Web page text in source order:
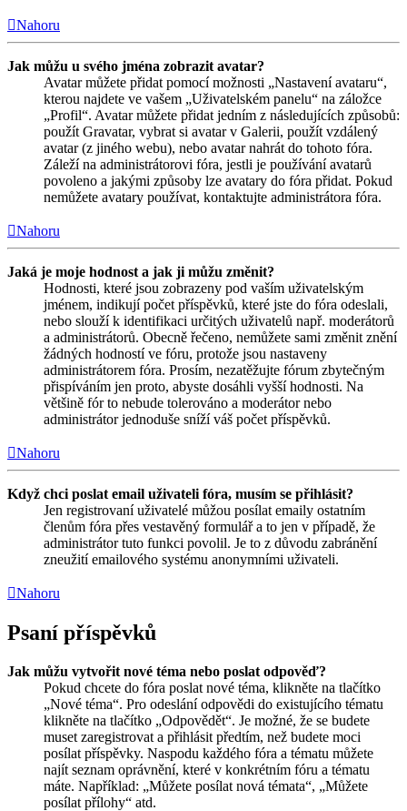
Nahoru
Jak můžu u svého jména zobrazit avatar?
Avatar můžete přidat pomocí možnosti „Nastavení avataru“,
kterou najdete ve vašem „Uživatelském panelu“ na záložce
„Profil“. Avatar můžete přidat jedním z následujících způsobů:
použít Gravatar, vybrat si avatar v Galerii, použít vzdálený
avatar (z jiného webu), nebo avatar nahrát do tohoto fóra.
Záleží na administrátorovi fóra, jestli je používání avatarů
povoleno a jakými způsoby lze avatary do fóra přidat. Pokud
nemůžete avatary používat, kontaktujte administrátora fóra.
Nahoru
Jaká je moje hodnost a jak ji můžu změnit?
Hodnosti, které jsou zobrazeny pod vaším uživatelským
jménem, indikují počet příspěvků, které jste do fóra odeslali,
nebo slouží k identifikaci určitých uživatelů např. moderátorů
a administrátorů. Obecně řečeno, nemůžete sami změnit znění
žádných hodností ve fóru, protože jsou nastaveny
administrátorem fóra. Prosím, nezatěžujte fórum zbytečným
přispíváním jen proto, abyste dosáhli vyšší hodnosti. Na
většině fór to nebude tolerováno a moderátor nebo
administrátor jednoduše sníží váš počet příspěvků.
Nahoru
Když chci poslat email uživateli fóra, musím se přihlásit?
Jen registrovaní uživatelé můžou posílat emaily ostatním
členům fóra přes vestavěný formulář a to jen v případě, že
administrátor tuto funkci povolil. Je to z důvodu zabránění
zneužití emailového systému anonymními uživateli.
Nahoru
Psaní příspěvků
Jak můžu vytvořit nové téma nebo poslat odpověď?
Pokud chcete do fóra poslat nové téma, klikněte na tlačítko
„Nové téma“. Pro odeslání odpovědi do existujícího tématu
klikněte na tlačítko „Odpovědět“. Je možné, že se budete
muset zaregistrovat a přihlásit předtím, než budete moci
posílat příspěvky. Naspodu každého fóra a tématu můžete
najít seznam oprávnění, které v konkrétním fóru a tématu
máte. Například: „Můžete posílat nová témata“, „Můžete
posílat přílohy“ atd.